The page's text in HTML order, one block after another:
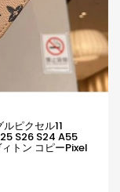
ピクセル11
S26 S24 A55
トン コピーPixel
10viケース ルイ
機種対応